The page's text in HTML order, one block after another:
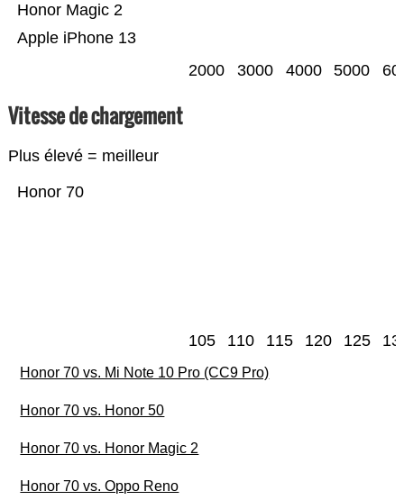
Apple iPhone 13
Honor Magic 2
2000 3000 4000 5000
Vitesse de chargement
Plus élevé = meilleur
Honor 70
105 110 115 120 125
Honor 70 vs. Mi Note 10 Pro (CC9 Pro)
Honor 70 vs. Honor 50
Honor 70 vs. Honor Magic 2
Honor 70 vs. Oppo Reno